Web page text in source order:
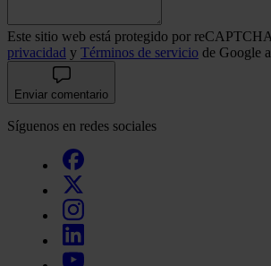
Este sitio web está protegido por
privacidad y Términos de servicio de Google
Enviar comentario
Síguenos en redes sociales